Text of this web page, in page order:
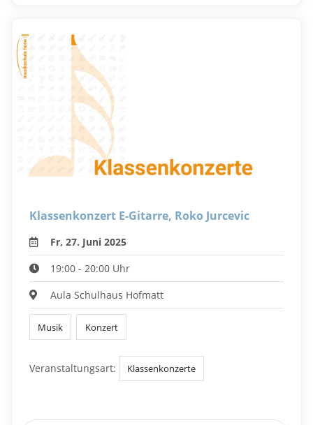
Klassenkonzert E-Gitarre, Roko Jurcevic
Fr, 27. Juni 2025
19:00 - 20:00 Uhr
Aula Schulhaus Hofmatt
Musik Konzert
Veranstaltungsart: Klassenkonzerte